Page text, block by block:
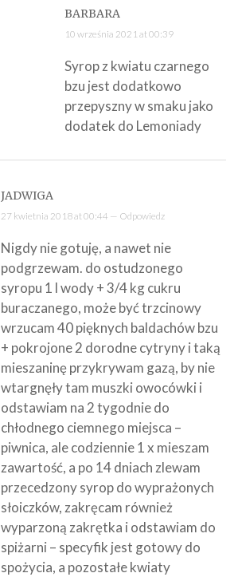
BARBARA
10 września 2021 at 00:39
Syrop z kwiatu czarnego
bzu jest dodatkowo
przepyszny w smaku jako
dodatek do Lemoniady
JADWIGA
27 kwietnia 2018 at 00:44 — Odpowiedz
Nigdy nie gotuję, a nawet nie
podgrzewam. do ostudzonego
syropu 1 l wody + 3/4 kg cukru
buraczanego, może być trzcinowy
wrzucam 40 pięknych baldachów bzu
+ pokrojone 2 dorodne cytryny i taką
mieszaninę przykrywam gazą, by nie
wtargnęły tam muszki owocówki i
odstawiam na 2 tygodnie do
chłodnego ciemnego miejsca –
piwnica, ale codziennie 1 x mieszam
zawartość, a po 14 dniach zlewam
przecedzony syrop do wyprażonych
słoiczków, zakręcam również
wyparzoną zakrętka i odstawiam do
spiżarni – specyfik jest gotowy do
spożycia, a pozostałe kwiaty